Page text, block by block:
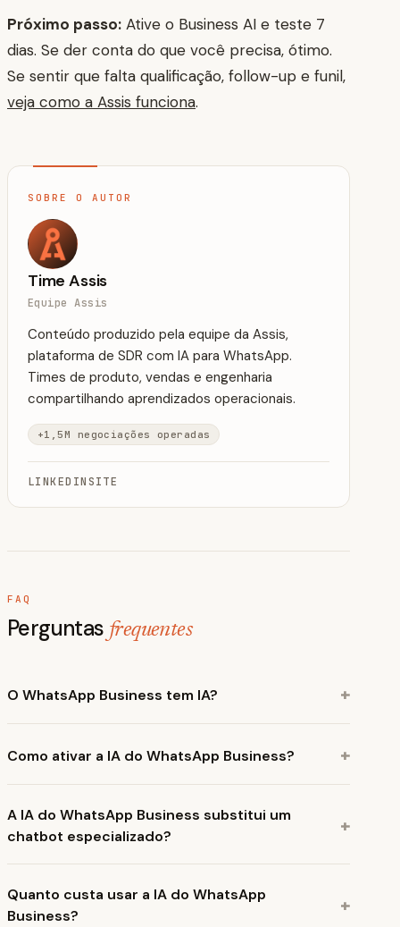
Próximo passo: Ative o Business AI e teste 7
dias. Se der conta do que você precisa, ótimo.
Se sentir que falta qualificação, follow-up e funil,
veja como a Assis funciona.
SOBRE O AUTOR
Time Assis
Equipe Assis
Conteúdo produzido pela equipe da Assis,
plataforma de SDR com IA para WhatsApp.
Times de produto, vendas e engenharia
compartilhando aprendizados operacionais.
+1,5M negociações operadas
LINKEDINSITE
FAQ
Perguntas frequentes
O WhatsApp Business tem IA? +
Como ativar a IA do WhatsApp Business? +
A IA do WhatsApp Business substitui um
chatbot especializado?
+
Quanto custa usar a IA do WhatsApp
Business?
+